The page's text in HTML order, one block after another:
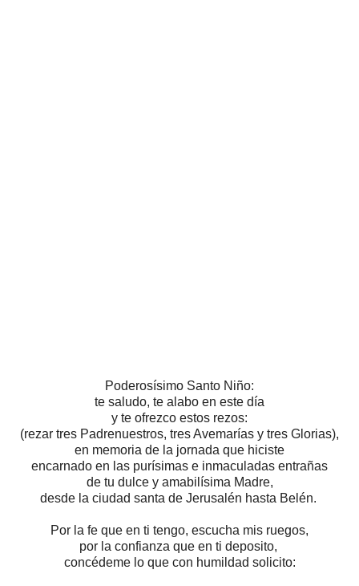
Poderosísimo Santo Niño:
te saludo, te alabo en este día
y te ofrezco estos rezos:
(rezar tres Padrenuestros, tres Avemarías y tres Glorias),
en memoria de la jornada que hiciste
encarnado en las purísimas e inmaculadas entrañas
de tu dulce y amabilísima Madre,
desde la ciudad santa de Jerusalén hasta Belén.
Por la fe que en ti tengo, escucha mis ruegos,
por la confianza que en ti deposito,
concédeme lo que con humildad solicito: